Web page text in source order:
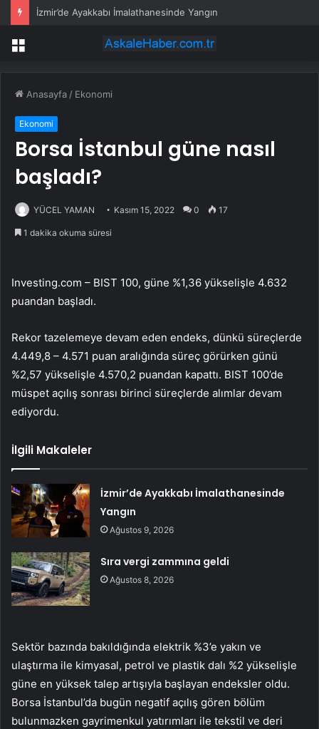
İzmir’de Ayakkabı İmalathanesinde Yangın
Menü
Anasayfa / Ekonomi
Ekonomi
Borsa İstanbul güne nasıl
başladı?
YÜCEL YAMAN Kasım 15, 2022 0 17
1 dakika okuma süresi
Investing.com – BIST 100, güne %1,36 yükselişle 4.632
puandan başladı.
Rekor tazelemeye devam eden endeks, dünkü süreçlerde
4.449,8 – 4.571 puan aralığında süreç görürken günü
%2,57 yükselişle 4.570,2 puandan kapattı. BIST 100’de
müspet açılış sonrası birinci süreçlerde alımlar devam
ediyordu.
İlgili Makaleler
İzmir’de Ayakkabı İmalathanesinde
Yangın
Ağustos 9, 2026
Sıra vergi zammına geldi
Ağustos 8, 2026
Sektör bazında bakıldığında elektrik %3’e yakın ve
ulaştırma ile kimyasal, petrol ve plastik dalı %2 yükselişle
güne en yüksek talep artışıyla başlayan endeksler oldu.
Borsa İstanbul’da bugün negatif açılış gören bölüm
bulunmazken gayrimenkul yatırımları ile tekstil ve deri